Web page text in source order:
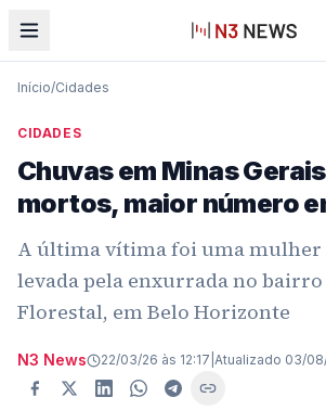
Início/Cidades
CIDADES
Chuvas em Minas
mortos, maior número
A última vítima foi uma mulher
levada pela enxurrada no
Florestal, em Belo Horizonte
N3 News 22/03/26 às 12:17 Atualizado 03/